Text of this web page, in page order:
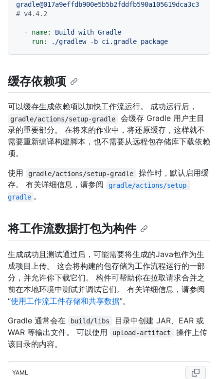
gradle@017a9effdb900e5b5b2fddfb590a105619dca3c3
# v4.4.2
- name: Build with Gradle
run:
./gradlew -b ci.gradle package
缓存依赖项
可以缓存生成依赖项以加快工作流运行。 成功运行后，
gradle/actions/setup-gradle
会缓存 Gradle 用户主目
录的重要部分。 在将来的作业中，将还原缓存，这样就不
需要重新编译构建脚本，也不需要从远程包存储库下载依赖
项。
使用
gradle/actions/setup-gradle
操作时，默认启用缓
存。 有关详细信息，请参阅
gradle/actions/setup-
gradle 。
将工作流数据打包为构件
生成成功且测试通过后，可能需要将生成的Java包作为生
成项目上传。 这会将构建的包存储为工作流程运行的一部
分，并允许你下载它们。 构件可帮助你在拉取请求合并之
前在本地环境中测试并调试它们。 有关详细信息，请参阅
“使用工作流工件存储和共享数据”。
Gradle 通常会在
build/libs
目录中创建 JAR、EAR 或
WAR 等输出文件。 可以使用
upload-artifact
操作上传
该目录的内容。
YAML